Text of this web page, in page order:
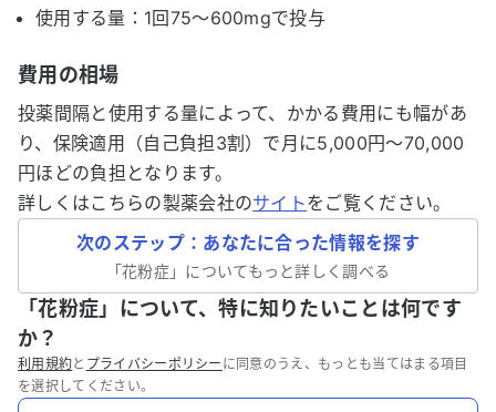
使用する量：1回75～600mgで投与
費用の相場
投薬間隔と使用する量によって、かかる費用にも幅があ
り、保険適用（自己負担3割）で月に5,000円～70,000
円ほどの負担となります。
詳しくはこちらの製薬会社のサイトをご覧ください。
次のステップ：あなたに合った情報を探す
「花粉症」についてもっと詳しく調べる
「花粉症」について、特に知りたいことは何です
か？
利用規約と プライバシーポリシー に同意のうえ、もっとも当てはまる項目
を選択してください。